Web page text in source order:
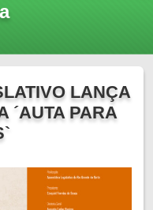
LANÇA
´AUTA PARA